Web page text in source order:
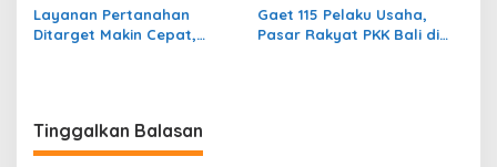
Layanan Pertanahan
Ditarget Makin Cepat,
Gaet 115 Pelaku Usaha,
Pasar Rakyat PKK Bali di
Tinggalkan Balasan